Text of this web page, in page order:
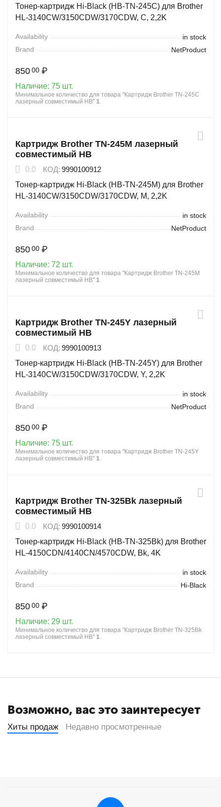
Тонер-картридж Hi-Black (HB-TN-245C) для Brother
HL-3140CW/3150CDW/3170CDW, C, 2,2K
Availability
in stock
Brand
NetProduct
850 00 ₽
Наличие: 75 шт.
Минимальное количество для товара "Картридж Brother TN-245C
лазерный совместимый HB" 1.
Картридж Brother TN-245M лазерный
совместимый HB
0.0 КОД: 9990100912
Тонер-картридж Hi-Black (HB-TN-245M) для Brother
HL-3140CW/3150CDW/3170CDW, M, 2,2K
Availability
in stock
Brand
NetProduct
850 00 ₽
Наличие: 72 шт.
Минимальное количество для товара "Картридж Brother TN-245M
лазерный совместимый HB" 1.
Картридж Brother TN-245Y лазерный
совместимый HB
0.0 КОД: 9990100913
Тонер-картридж Hi-Black (HB-TN-245Y) для Brother
HL-3140CW/3150CDW/3170CDW, Y, 2,2K
Availability
in stock
Brand
NetProduct
850 00 ₽
Наличие: 75 шт.
Минимальное количество для товара "Картридж Brother TN-245Y
лазерный совместимый HB" 1.
Картридж Brother TN-325Bk лазерный
совместимый HB
0.0 КОД: 9990100914
Тонер-картридж Hi-Black (HB-TN-325Bk) для Brother
HL-4150CDN/4140CN/4570CDW, Bk, 4K
Availability
in stock
Brand
Hi-Black
850 00 ₽
Наличие: 29 шт.
Минимальное количество для товара "Картридж Brother TN-325Bk
лазерный совместимый HB" 1.
Возможно, вас это заинтересует
Хиты продаж Недавно просмотренные